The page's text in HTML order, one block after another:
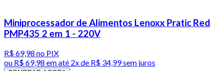
Miniprocessador de Alimentos Lenoxx Pratic Red
PMP435 2 em 1 - 220V
R$ 69,98 no PIX
ou R$ 69,98 em até 2x de R$ 34,99 sem juros